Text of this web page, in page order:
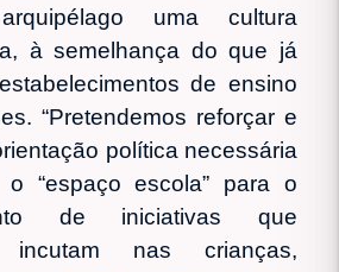
uma cultura
à semelhança do que já
de ensino
“Pretendemos reforçar e
política necessária
“espaço escola” para o
de iniciativas que
nas crianças,